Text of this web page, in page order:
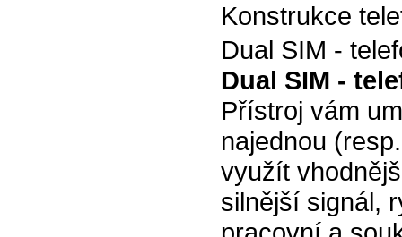
Konstrukce
Dual SIM -
Dual SIM -
Přístroj vám
najednou
využít
silnější signál,